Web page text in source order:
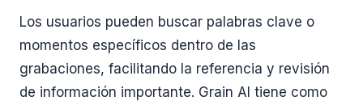
Los usuarios pueden buscar palabras clave o
momentos específicos dentro de las
grabaciones, facilitando la referencia y revisión
de información importante. Grain AI tiene como